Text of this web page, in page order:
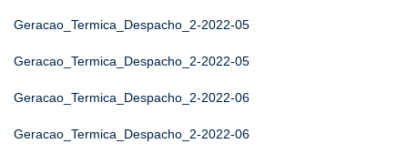
Geracao_Termica_Despacho_2-2022-05
Geracao_Termica_Despacho_2-2022-05
Geracao_Termica_Despacho_2-2022-06
Geracao_Termica_Despacho_2-2022-06